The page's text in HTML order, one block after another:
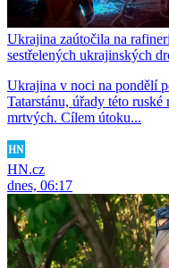
Ukrajina zaútočila na
sestřelených ukrajinských
Ukrajina v noci na pondělí
Tatarstánu, úřady této
mrtvých. Cílem útoku...
HN.cz
dnes, 06:17